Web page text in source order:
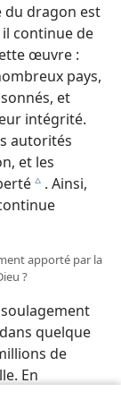
du dragon est
il continue de
œuvre :
pays,
et
intégrité.
autorités
et les
c . Ainsi,
apporté par la
?
quelque
de
En